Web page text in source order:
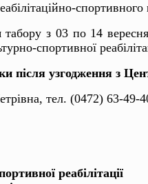
з 03 по 14
спортивної
після узгодження з
тел. (0472) 63-
реабілітації